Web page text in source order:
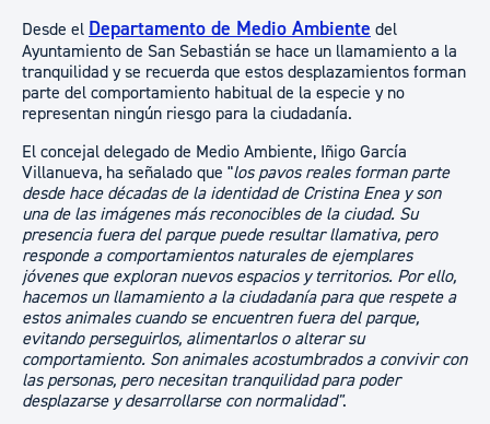
Desde el Departamento de Medio Ambiente del
Ayuntamiento de San Sebastián se hace un llamamiento a la
tranquilidad y se recuerda que estos desplazamientos forman
parte del comportamiento habitual de la especie y no
representan ningún riesgo para la ciudadanía.
El concejal delegado de Medio Ambiente, Iñigo García
Villanueva, ha señalado que "los pavos reales forman parte
desde hace décadas de la identidad de Cristina Enea y son
una de las imágenes más reconocibles de la ciudad. Su
presencia fuera del parque puede resultar llamativa, pero
responde a comportamientos naturales de ejemplares
jóvenes que exploran nuevos espacios y territorios. Por ello,
hacemos un llamamiento a la ciudadanía para que respete a
estos animales cuando se encuentren fuera del parque,
evitando perseguirlos, alimentarlos o alterar su
comportamiento. Son animales acostumbrados a convivir con
las personas, pero necesitan tranquilidad para poder
desplazarse y desarrollarse con normalidad".